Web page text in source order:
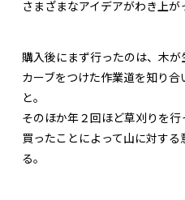
さまざまなアイデアがわき上が
購入後にまず行ったのは、木
カーブをつけた作業道を知り
と。
そのほか年２回ほど草刈りを行
買ったことによって山に対す
る。